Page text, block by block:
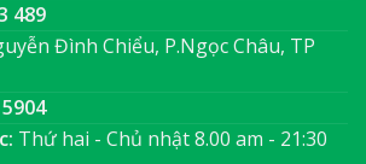
489
Đình Chiểu, P.Ngọc Châu, TP
Thứ hai - Chủ nhật 8.00 am - 21:30